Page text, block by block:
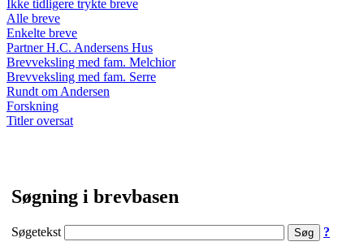
Ikke tidligere trykte breve
Alle breve
Enkelte breve
Partner H.C. Andersens Hus
Brevveksling med fam. Melchior
Brevveksling med fam. Serre
Rundt om Andersen
Forskning
Titler oversat
Søgning i brevbasen
Søgetekst ?